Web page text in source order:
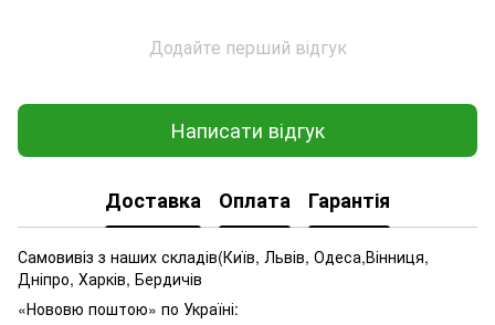
Додайте перший відгук
Написати відгук
Доставка Оплата Гарантія
Самовивіз з наших складів(Київ, Львів, Одеса,Вінниця,
Дніпро, Харків, Бердичів
«Нововю поштою» по Україні: